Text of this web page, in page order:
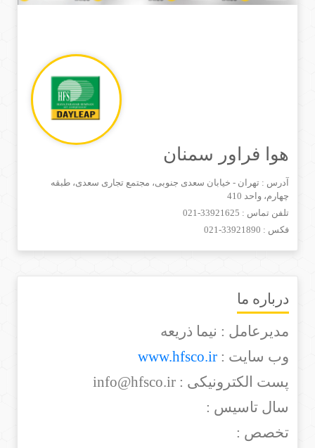
هوا فراور سمنان
آدرس : تهران - خیابان سعدی جنوبی، مجتمع تجاری سعدی، طبقه
چهارم، واحد 410
تلفن تماس : 021-33921625
فکس : 021-33921890
درباره ما
مدیرعامل : نیما ذریعه
وب سایت :
پست الکترونیکی : info@hfsco.ir
سال تاسیس :
تخصص :